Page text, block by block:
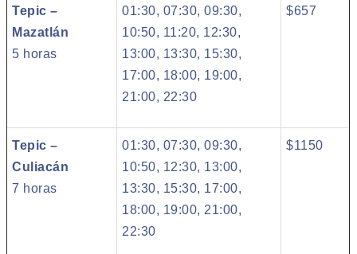
Tepic –
Mazatlán
5 horas
01:30, 07:30, 09:30,
10:50, 11:20, 12:30,
13:00, 13:30, 15:30,
17:00, 18:00, 19:00,
21:00, 22:30
$657
Tepic –
Culiacán
7 horas
01:30, 07:30, 09:30,
10:50, 12:30, 13:00,
13:30, 15:30, 17:00,
18:00, 19:00, 21:00,
22:30
$1150